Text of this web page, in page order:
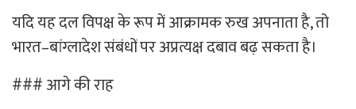
यदि यह दल विपक्ष के रूप में आक्रामक रुख अपनाता है, तो
भारत–बांग्लादेश संबंधों पर अप्रत्यक्ष दबाव बढ़ सकता है।
### आगे की राह